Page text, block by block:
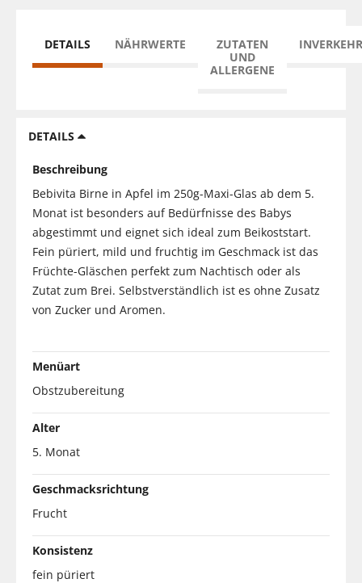
DETAILS NÄHRWERTE
ZUTATEN
UND
ALLERGENE
DETAILS
Beschreibung
Bebivita Birne in Apfel im 250g-Maxi-Glas ab dem 5.
Monat ist besonders auf Bedürfnisse des Babys
abgestimmt und eignet sich ideal zum Beikoststart.
Fein püriert, mild und fruchtig im Geschmack ist das
Früchte-Gläschen perfekt zum Nachtisch oder als
Zutat zum Brei. Selbstverständlich ist es ohne Zusatz
von Zucker und Aromen.
Menüart
Obstzubereitung
Alter
5. Monat
Geschmacksrichtung
Frucht
Konsistenz
fein püriert